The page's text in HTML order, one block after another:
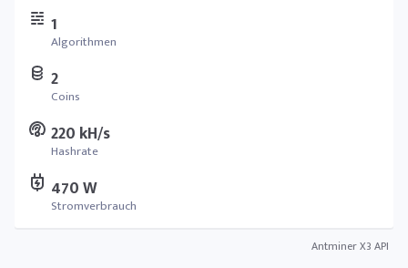
1
Algorithmen
2
Coins
220 kH/s
Hashrate
470 W
Stromverbrauch
Antminer X3 API